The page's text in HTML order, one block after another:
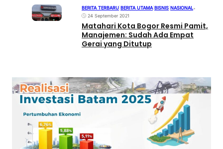
BERITA TERBARU BERITA UTAMA BISNIS NASIONAL•
24 September 2021
Matahari Kota Bogor Resmi Pamit,
Manajemen: Sudah Ada Empat
Gerai yang Ditutup